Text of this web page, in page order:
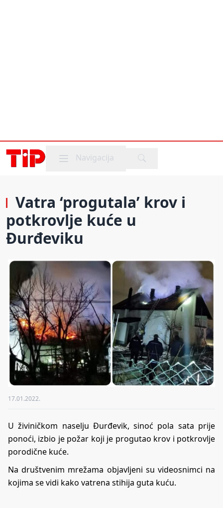
Mobile menu
Navigacija
Vatra ‘progutala’ krov i
potkrovlje kuće u
Đurđeviku
17.01.2022.
U živiničkom naselju Đurđevik, sinoć pola sata prije
ponoći, izbio je požar koji je progutao krov i potkrovlje
porodične kuće.
Na društvenim mrežama objavljeni su videosnimci na
kojima se vidi kako vatrena stihija guta kuću.